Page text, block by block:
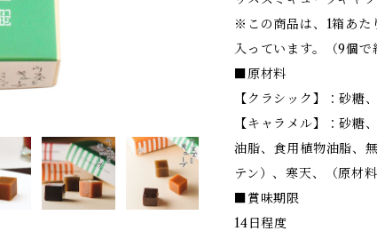
※この商品は、1箱あた
入っています。（9個で
■原材料
【クラシック】：砂糖
【キャラメル】：砂糖
油脂、食用植物油脂、
テン）、寒天、（原材
■賞味期限
14日程度